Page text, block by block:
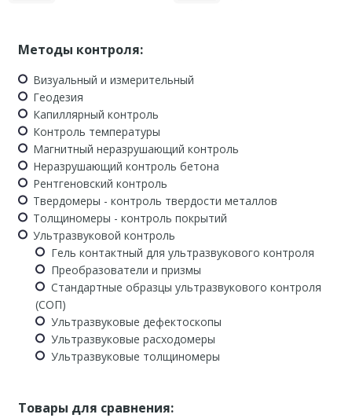
Методы контроля:
Визуальный и измерительный
Геодезия
Капиллярный контроль
Контроль температуры
Магнитный неразрушающий контроль
Неразрушающий контроль бетона
Рентгеновский контроль
Твердомеры - контроль твердости металлов
Толщиномеры - контроль покрытий
Ультразвуковой контроль
Гель контактный для ультразвукового контроля
Преобразователи и призмы
Стандартные образцы ультразвукового контроля
(СОП)
Ультразвуковые дефектоскопы
Ультразвуковые расходомеры
Ультразвуковые толщиномеры
Товары для сравнения: